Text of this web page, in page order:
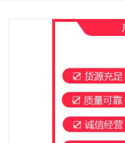
HDPE双壁波纹管
联塑PVC管
联塑PE管